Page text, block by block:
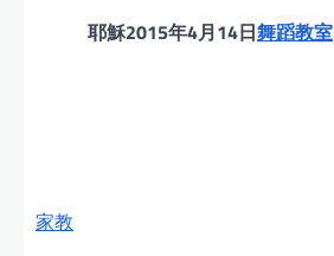
耶穌2015年4月14日舞蹈教室
家教